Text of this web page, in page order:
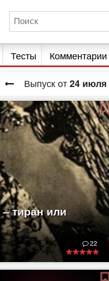
Тесты Комментарии
Выпуск от24 июля
тиран или
22